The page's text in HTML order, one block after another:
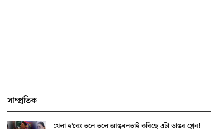
সাম্প্ৰতিক
খেলা হ’বেঃ তলে তলে আঙুৰলতাই কৰিছে এটা ডাঙৰ প্লেন!